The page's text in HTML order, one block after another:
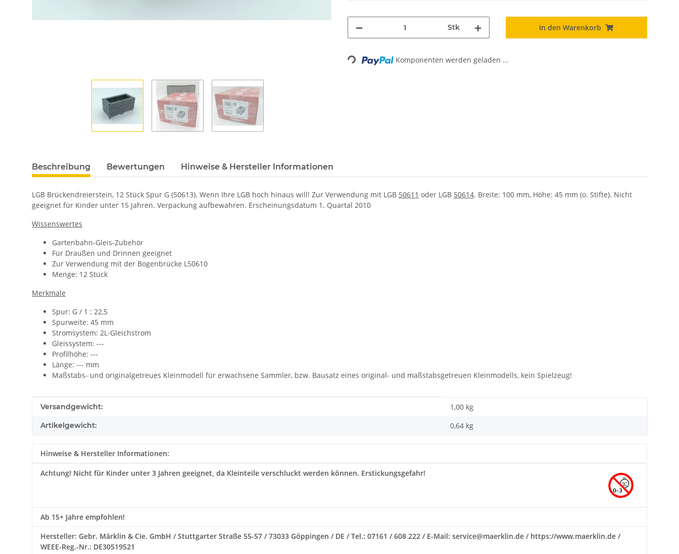
Stk In den Warenkorb
Loading... Komponenten werden geladen ...
Beschreibung Bewertungen Hinweise & Hersteller Informationen
LGB Brückendreierstein, 12 Stück Spur G (50613). Wenn Ihre LGB hoch hinaus will! Zur Verwendung mit LGB 50611 oder LGB 50614. Breite: 100 mm, Höhe: 45 mm (o. Stifte). Nicht
geeignet für Kinder unter 15 Jahren. Verpackung aufbewahren. Erscheinungsdatum 1. Quartal 2010
Wissenswertes
Gartenbahn-Gleis-Zubehör
Für Draußen und Drinnen geeignet
Zur Verwendung mit der Bogenbrücke L50610
Menge: 12 Stück
Merkmale
Spur: G / 1 : 22,5
Spurweite: 45 mm
Stromsystem: 2L-Gleichstrom
Gleissystem: ---
Profilhöhe: ---
Länge: --- mm
Maßstabs- und originalgetreues Kleinmodell für erwachsene Sammler, bzw. Bausatz eines original- und maßstabsgetreuen Kleinmodells, kein Spielzeug!
Produkteigenschaft
Wert
Versandgewicht: 1,00 kg
Artikelgewicht: 0,64 kg
Hinweise & Hersteller Informationen:
Achtung! Nicht für Kinder unter 3 Jahren geeignet, da Kleinteile verschluckt werden können. Erstickungsgefahr!
Ab 15+ Jahre empfohlen!
Hersteller: Gebr. Märklin & Cie. GmbH / Stuttgarter Straße 55-57 / 73033 Göppingen / DE / Tel.: 07161 / 608 222 / E-Mail: service@maerklin.de / https://www.maerklin.de /
WEEE-Reg.-Nr.: DE30519521